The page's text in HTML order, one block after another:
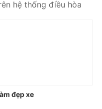
hệ thống điều hòa
đẹp xe